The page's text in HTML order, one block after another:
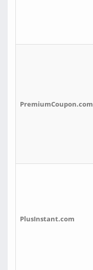
PremiumCoupon.com
PlusInstant.com